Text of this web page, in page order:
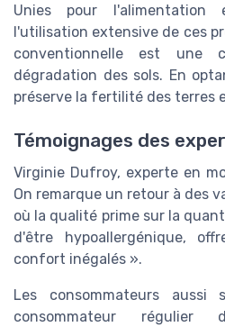
Unies pour l'alimentation
l'utilisation extensive de ces
conventionnelle est une
dégradation des sols. En
préserve la fertilité des terres
Témoignages des
Virginie Dufroy, experte en
On remarque un retour à des
où la qualité prime sur la
d'être hypoallergénique,
confort inégalés ».
Les consommateurs aussi
consommateur